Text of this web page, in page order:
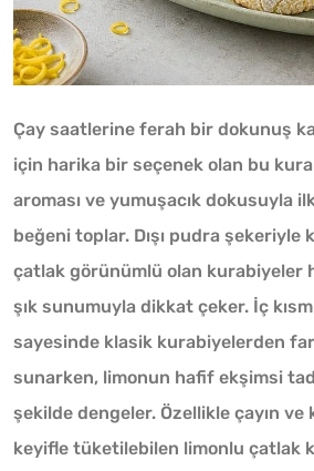
Çay saatlerine ferah bir dokunuş
için harika bir seçenek olan bu
aroması ve yumuşacık dokusuyla
beğeni toplar. Dışı pudra şekeriyle
çatlak görünümlü olan kurabiyeler
şık sunumuyla dikkat çeker. İç
sayesinde klasik kurabiyelerden
sunarken, limonun hafif ekşimsi
şekilde dengeler. Özellikle çayın ve
keyifle tüketilebilen limonlu çatlak